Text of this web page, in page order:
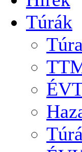
Túrák